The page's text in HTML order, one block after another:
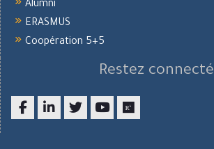
Alumni
ERASMUS
Coopération 5+5
Restez connecté